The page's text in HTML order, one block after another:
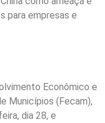
para empresas e
Econômico e
Municípios (Fecam),
dia 28, e